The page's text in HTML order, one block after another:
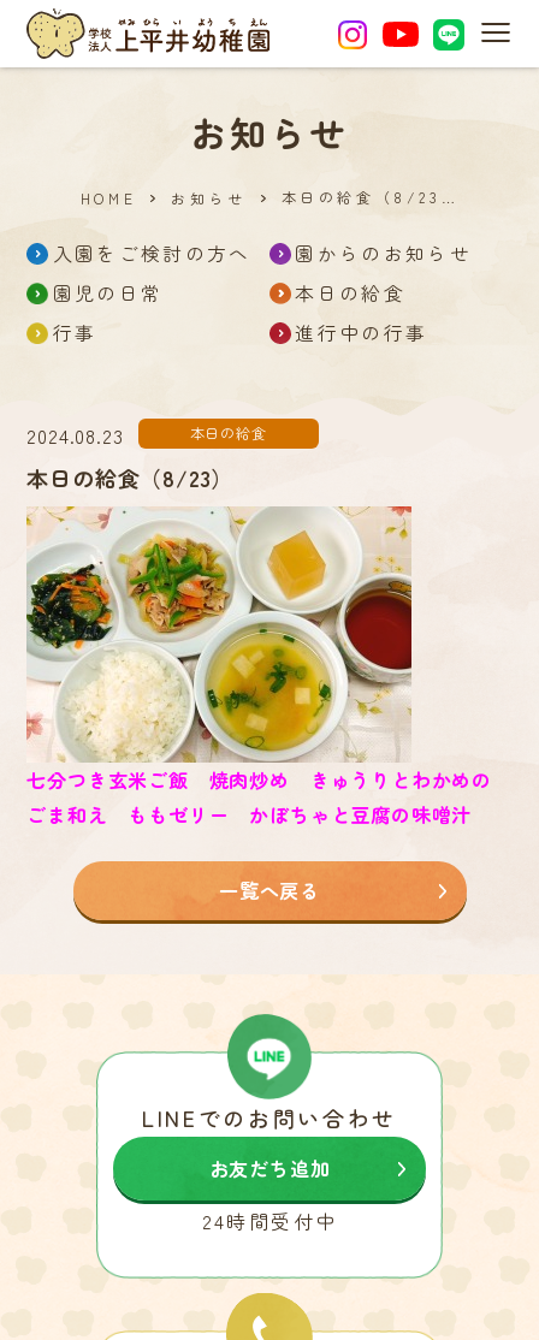
お知らせ
HOME お知らせ 本日の給食（8/23…
入園をご検討の方へ
園からのお知らせ
園児の日常
本日の給食
行事
進行中の行事
2024.08.23 本日の給食
本日の給食（8/23）
七分つき玄米ご飯 焼肉炒め きゅうりとわかめの
ごま和え ももゼリー かぼちゃと豆腐の味噌汁
一覧へ戻る
LINEでのお問い合わせ
お友だち追加
24時間受付中